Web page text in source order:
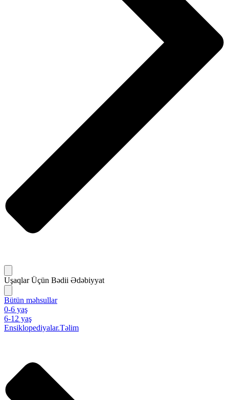
Uşaqlar Üçün Bədii Ədəbiyyat
Bütün məhsullar
0-6 yaş
6-12 yaş
Ensiklopediyalar.Təlim